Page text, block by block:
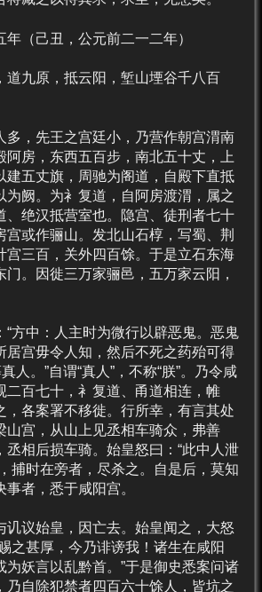
（己丑，公元前二一二年）
九原，抵云阳，堑山堙谷千八百
，先王之宫廷小，乃营作朝宫渭南
阿房，东西五百步，南北五十丈，上
建五丈旗，周驰为阁道，自殿下直抵
为阙。为衤复道，自阿房渡渭，属之
、绝汉抵营室也。隐宫、徒刑者七十
宫或作骊山。发北山石椁，写蜀、荆
宫三百，关外四百馀。于是立石东海
门。因徙三万家骊邑，五万家云阳，
中：人主时为微行以辟恶鬼。恶鬼
居宫毋令人知，然后不死之药殆可得
人。”自谓“真人”，不称“朕”。乃令咸
二百七十，衤复道、甬道相连，帷
，各案署不移徙。行所幸，有言其处
山宫，从山上见丞相车骑众，弗善
丞相后损车骑。始皇怒曰：“此中人泄
捕时在旁者，尽杀之。自是后，莫知
者，悉于咸阳宫。
议始皇，因亡去。始皇闻之，大怒
之甚厚，今乃诽谤我！诸生在咸阳
为妖言以乱黔首。”于是御史悉案问诸
乃自除犯禁者四百六十馀人，皆坑之